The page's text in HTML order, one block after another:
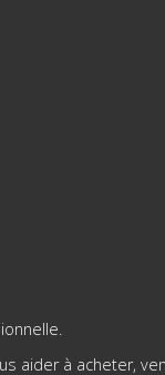
aider à acheter,